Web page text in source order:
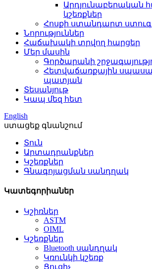
Արդյունաբերական
կշեռքներ
Հոսքի ստանդարտ
Նորություններ
Հաճախակի տրվող հարցեր
Մեր մասին
Գործարանի
Հետվաճառքային
պատյան
Տեսանյութ
Կապ մեզ հետ
English
ստացեք գնանշում
Տուն
Արտադրանքներ
Կշեռքներ
Գնագոյացման սանդղակ
Կատեգորիաներ
Կշիռներ
ASTM
OIML
Կշեռքներ
Bluetooth սանդղակ
Կռունկի կշեռք
Ցուցիչ